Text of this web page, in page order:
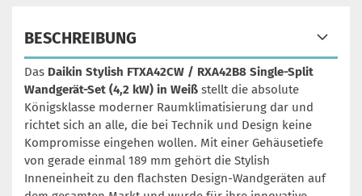
BESCHREIBUNG
Das Daikin Stylish FTXA42CW / RXA42B8 Single-Split
Wandgerät-Set (4,2 kW) in Weiß stellt die absolute
Königsklasse moderner Raumklimatisierung dar und
richtet sich an alle, die bei Technik und Design keine
Kompromisse eingehen wollen. Mit einer Gehäusetiefe
von gerade einmal 189 mm gehört die Stylish
Inneneinheit zu den flachsten Design-Wandgeräten auf